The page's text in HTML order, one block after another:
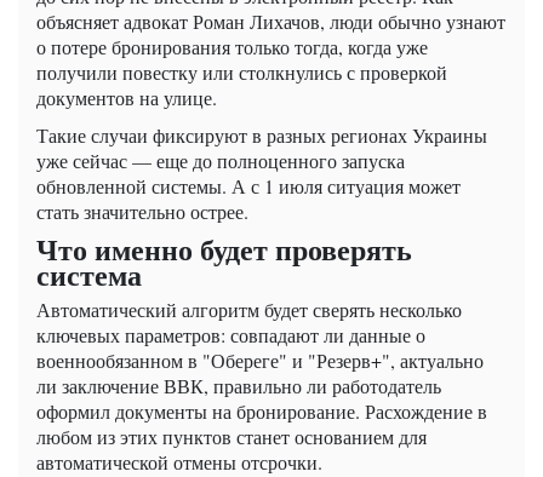
объясняет адвокат Роман Лихачов, люди обычно узнают
о потере бронирования только тогда, когда уже
получили повестку или столкнулись с проверкой
документов на улице.
Такие случаи фиксируют в разных регионах Украины
уже сейчас — еще до полноценного запуска
обновленной системы. А с 1 июля ситуация может
стать значительно острее.
Что именно будет проверять
система
Автоматический алгоритм будет сверять несколько
ключевых параметров: совпадают ли данные о
военнообязанном в "Обереге" и "Резерв+", актуально
ли заключение ВВК, правильно ли работодатель
оформил документы на бронирование. Расхождение в
любом из этих пунктов станет основанием для
автоматической отмены отсрочки.